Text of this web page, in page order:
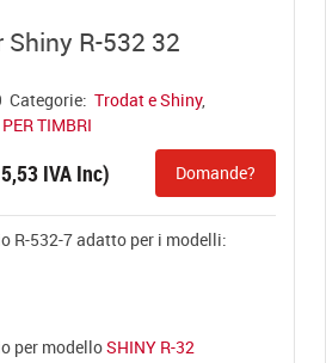
R-532 32
Categorie: Trodat e Shiny,
TIMBRI
5,53 IVA Inc) Domande?
R-532-7 adatto per i modelli:
per modelloSHINY R-32